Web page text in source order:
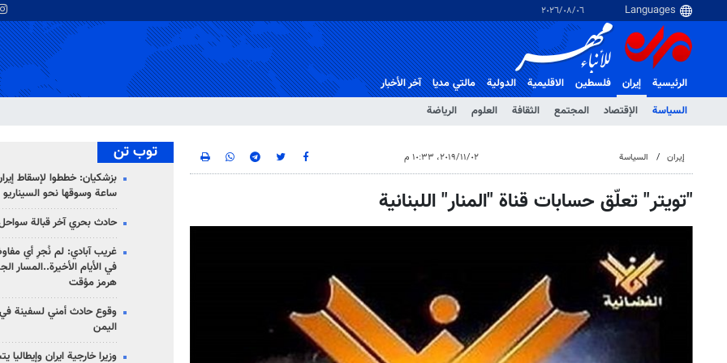
٠٦‏/٠٨‏/٢٠٢٦
الرئيسية
إيران
السياسة
الإقتصاد المجتمع الثقافة العلوم الرياضة
فلسطین الاقلیمیة الدولية مالتي مدیا آخر الأخبار
إيران السياسة ٠٢‏/١١‏/٢٠١٩، ١٠:٣٣ م
"تويتر" تعلّق حسابات قناة "المنار" اللبنانية
توب تن
ساعة وسوقها نحو
حادث بحري آخر قبالة
غريب آبادي: لم نُجرِ أي
في الأيام الأخيرة..المسار
هرمز مؤقت
وقوع حادث أمني لسفينة
اليمن
وزيرا خارجية ايران وإيطاليا